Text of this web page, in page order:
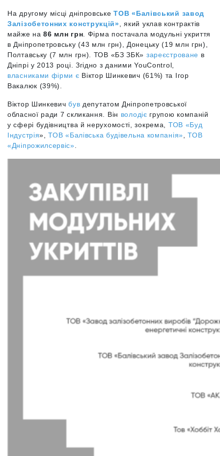
На другому місці дніпровськеТОВ «Балівський завод
Залізобетонних конструкцій» , який уклав контрактів
майже на86 млн грн . Фірма постачала модульні укриття
в Дніпропетровську (43 млн грн), Донецьку (19 млн грн),
Полтавську (7 млн грн). ТОВ «БЗ ЗБК» зареєстроване в
Дніпрі у 2013 році. Згідно з даними YouControl,
власниками фірми є Віктор Шинкевич (61%) та Ігор
Вакалюк (39%).
Віктор Шинкевичбув депутатом Дніпропетровської
обласної ради 7 скликання. Він володіє групою компаній
у сфері будівництва й нерухомості, зокрема, ТОВ «Буд
Індустрія»,ТОВ «Балівська будівельна компанія» ,ТОВ
«Дніпрожилсервіс»